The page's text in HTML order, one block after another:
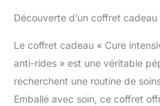
Découverte d’un coffret cadeau
Le coffret cadeau « Cure
anti-rides » est une véritable
recherchent une routine de
Emballé avec soin, ce coffret